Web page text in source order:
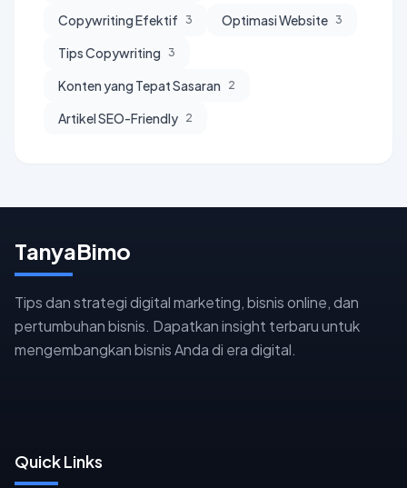
Copywriting Efektif 3 Optimasi Website 3
Tips Copywriting 3
Konten yang Tepat Sasaran 2
Artikel SEO-Friendly 2
TanyaBimo
Tips dan strategi digital marketing, bisnis online, dan
pertumbuhan bisnis. Dapatkan insight terbaru untuk
mengembangkan bisnis Anda di era digital.
Quick Links